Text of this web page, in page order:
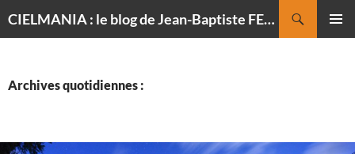
CIELMANIA : le blog de Jean-Baptiste FELDMANN, photographe du ciel
Archives quotidiennes :